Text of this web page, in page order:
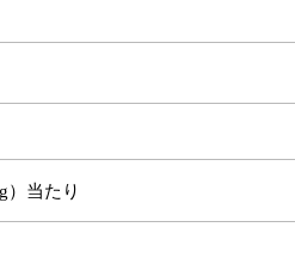
）当たり